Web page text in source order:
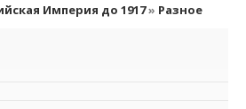
Империя до 1917» Разное